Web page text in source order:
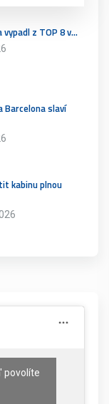
vypadl z TOP 8 v…
Barcelona slaví
kabinu plnou
povolíte